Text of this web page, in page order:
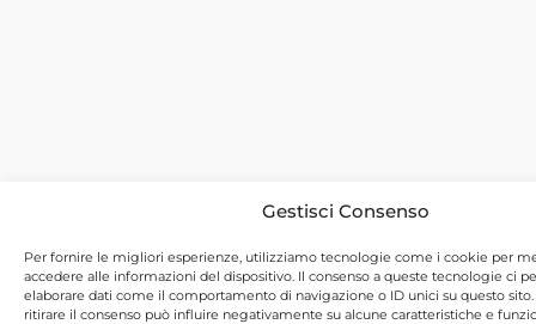
Gestisci Consenso
Per fornire le migliori esperienze, utilizziamo tecnologie come i cookie per
accedere alle informazioni del dispositivo. Il consenso a queste tecnologie ci
elaborare dati come il comportamento di navigazione o ID unici su questo
ritirare il consenso può influire negativamente su alcune caratteristiche e